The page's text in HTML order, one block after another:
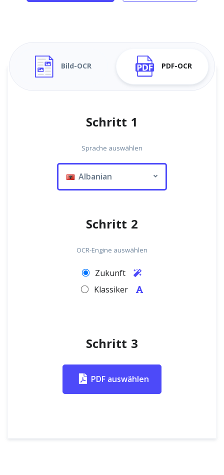
Bild-OCR PDF-OCR
Schritt 1
Sprache auswählen
Albanian
Schritt 2
OCR-Engine auswählen
Zukunft
Klassiker
Schritt 3
PDF auswählen